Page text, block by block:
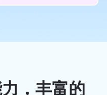
，丰富的